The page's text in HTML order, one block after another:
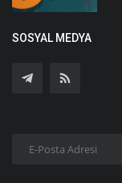
SOSYAL MEDYA